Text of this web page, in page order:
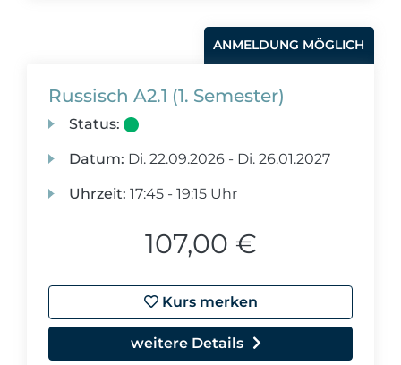
ANMELDUNG MÖGLICH
Russisch A2.1 (1. Semester)
Status:
Datum: Di. 22.09.2026 - Di. 26.01.2027
Uhrzeit: 17:45 - 19:15 Uhr
107,00 €
Kurs merken
weitere Details